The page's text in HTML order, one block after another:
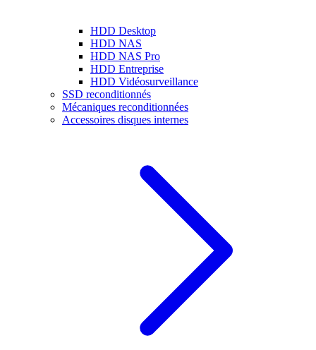
HDD Desktop
HDD NAS
HDD NAS Pro
HDD Entreprise
HDD Vidéosurveillance
SSD reconditionnés
Mécaniques reconditionnées
Accessoires disques internes